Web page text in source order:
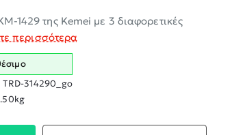
1429 της Kemei με 3 διαφορετικές
περισσότερα
TRD-314290_go